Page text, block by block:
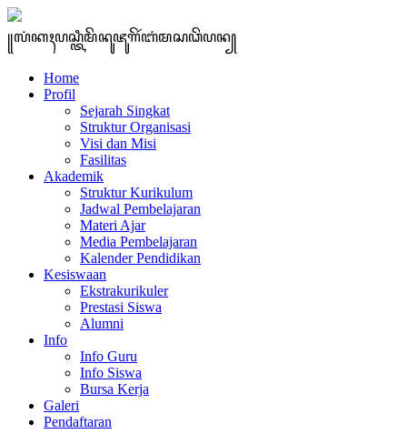
꧋ꦭꦁꦏꦃꦥꦱ꧀ꦠꦶꦩꦼꦤꦸꦗꦸꦒꦼꦂꦧꦁꦩꦱꦣꦼꦥꦤ꧀
Home
Profil
Sejarah Singkat
Struktur Organisasi
Visi dan Misi
Fasilitas
Akademik
Struktur Kurikulum
Jadwal Pembelajaran
Materi Ajar
Media Pembelajaran
Kalender Pendidikan
Kesiswaan
Ekstrakurikuler
Prestasi Siswa
Alumni
Info
Info Guru
Info Siswa
Bursa Kerja
Galeri
Pendaftaran